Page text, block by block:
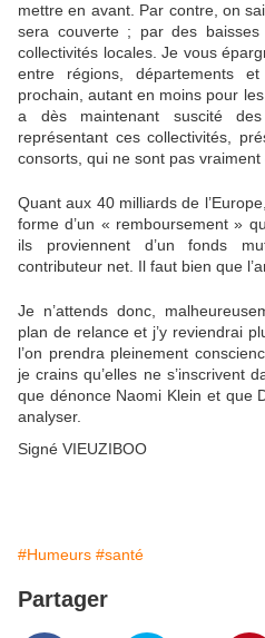
mettre en avant. Par contre, on
sera couverte ; par des
collectivités locales. Je vous
entre régions, départements
prochain, autant en moins pour
a dès maintenant suscité
représentant ces collectivités,
consorts, qui ne sont pas
Quant aux 40 milliards de
forme d’un « remboursement »
ils proviennent d’un fonds
contributeur net. Il faut bien que
Je n’attends donc,
plan de relance et j’y reviendrai
l’on prendra pleinement
je crains qu’elles ne s’inscrivent
que dénonce Naomi Klein et que
analyser.
Signé VIEUZIBOO
#Humeurs #santé
Partager